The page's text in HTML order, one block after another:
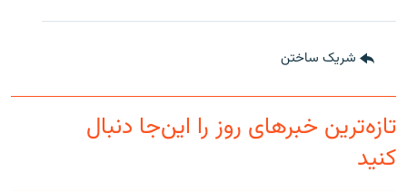
شریک ساختن
تازه‌ترین خبرهای روز را این‌جا دنبال
کنید